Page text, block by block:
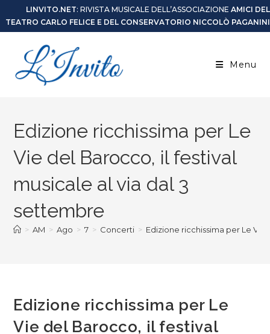
LINVITO.NET: RIVISTA MUSICALE DELL’ASSOCIAZIONE AMICI DEL
TEATRO CARLO FELICE E DEL CONSERVATORIO NICCOLÒ PAGANINI
Menu
Edizione ricchissima per Le
Vie del Barocco, il festival
musicale al via dal 3
settembre
> AM > Ago > 7 > Concerti > Edizione ricchissima per Le
Edizione ricchissima per Le
Vie del Barocco, il festival